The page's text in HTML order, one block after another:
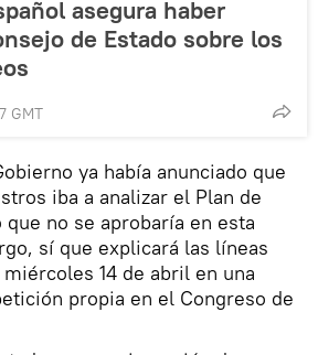
asegura haber
de Estado sobre los
GMT
ya había anunciado que
iba a analizar el Plan de
no se aprobaría en esta
sí que explicará las líneas
14 de abril en una
propia en el Congreso de